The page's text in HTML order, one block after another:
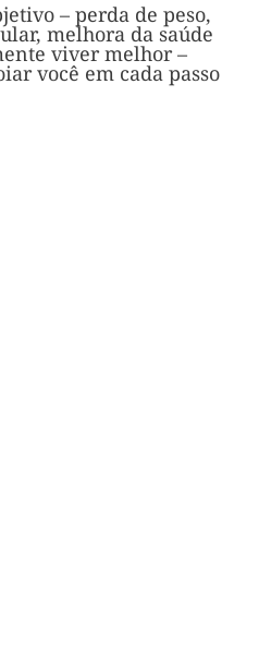
– perda de peso,
melhora da saúde
viver melhor –
você em cada passo